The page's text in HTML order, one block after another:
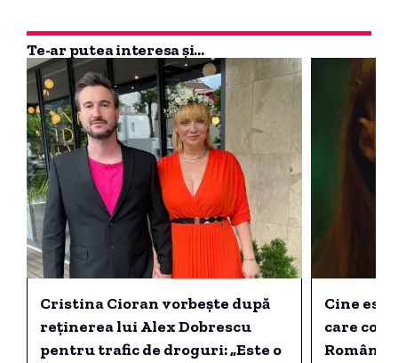
Te-ar putea interesa și...
Cristina Cioran vorbește după
reținerea lui Alex Dobrescu
pentru trafic de droguri: „Este o
Cine
care
România